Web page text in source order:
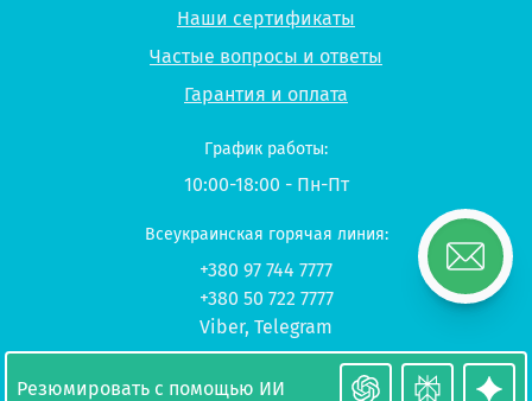
Наши сертификаты
Частые вопросы и ответы
Гарантия и оплата
© 2026 UP-STUDY «Учеба в Польше»
График работы:
10:00-18:00 - Пн-Пт
Всеукраинская горячая линия:
+380 97 744 7777
+380 50 722 7777
Viber, Telegram
Резюмировать с помощью ИИ